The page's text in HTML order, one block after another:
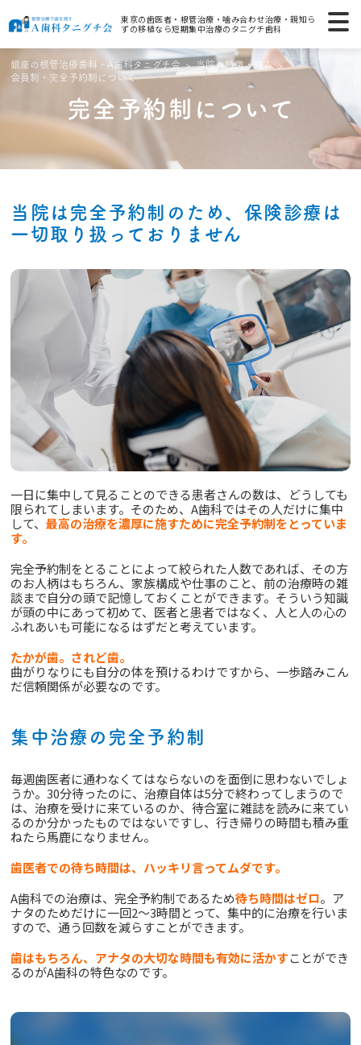
東京の歯医者・根管治療・噛み合わせ治療・親知ら
ずの移植なら短期集中治療のタニグチ歯科
銀座の根管治療歯科・A歯科タニグチ会
当院の特徴・強み
会員制・完全予約制について
完全予約制について
当院は完全予約制のため、 保険診療は
一切取り扱っておりません
一日に集中して見ることのできる患者さんの数は、どうしても
限られてしまいます。そのため、A歯科ではその人だけに集中
して、最高の治療を濃厚に施すために完全予約制をとっていま
す。
完全予約制をとることによって絞られた人数であれば、その方
のお人柄はもちろん、家族構成や仕事のこと、前の治療時の雑
談まで自分の頭で記憶しておくことができます。そういう知識
が頭の中にあって初めて、医者と患者ではなく、人と人の心の
ふれあいも可能になるはずだと考えています。
たかが歯。されど歯。
曲がりなりにも自分の体を預けるわけですから、一歩踏みこん
だ信頼関係が必要なのです。
集中治療の完全予約制
毎週歯医者に通わなくてはならないのを面倒に思わないでしょ
うか。30分待ったのに、治療自体は5分で終わってしまうので
は、治療を受けに来ているのか、待合室に雑誌を読みに来てい
るのか分かったものではないですし、行き帰りの時間も積み重
ねたら馬鹿になりません。
歯医者での待ち時間は、ハッキリ言ってムダです。
A歯科での治療は、完全予約制であるため待ち時間はゼロ。ア
ナタのためだけに一回2～3時間とって、集中的に治療を行いま
すので、通う回数を減らすことができます。
歯はもちろん、アナタの大切な時間も有効に活かすことができ
るのがA歯科の特色なのです。